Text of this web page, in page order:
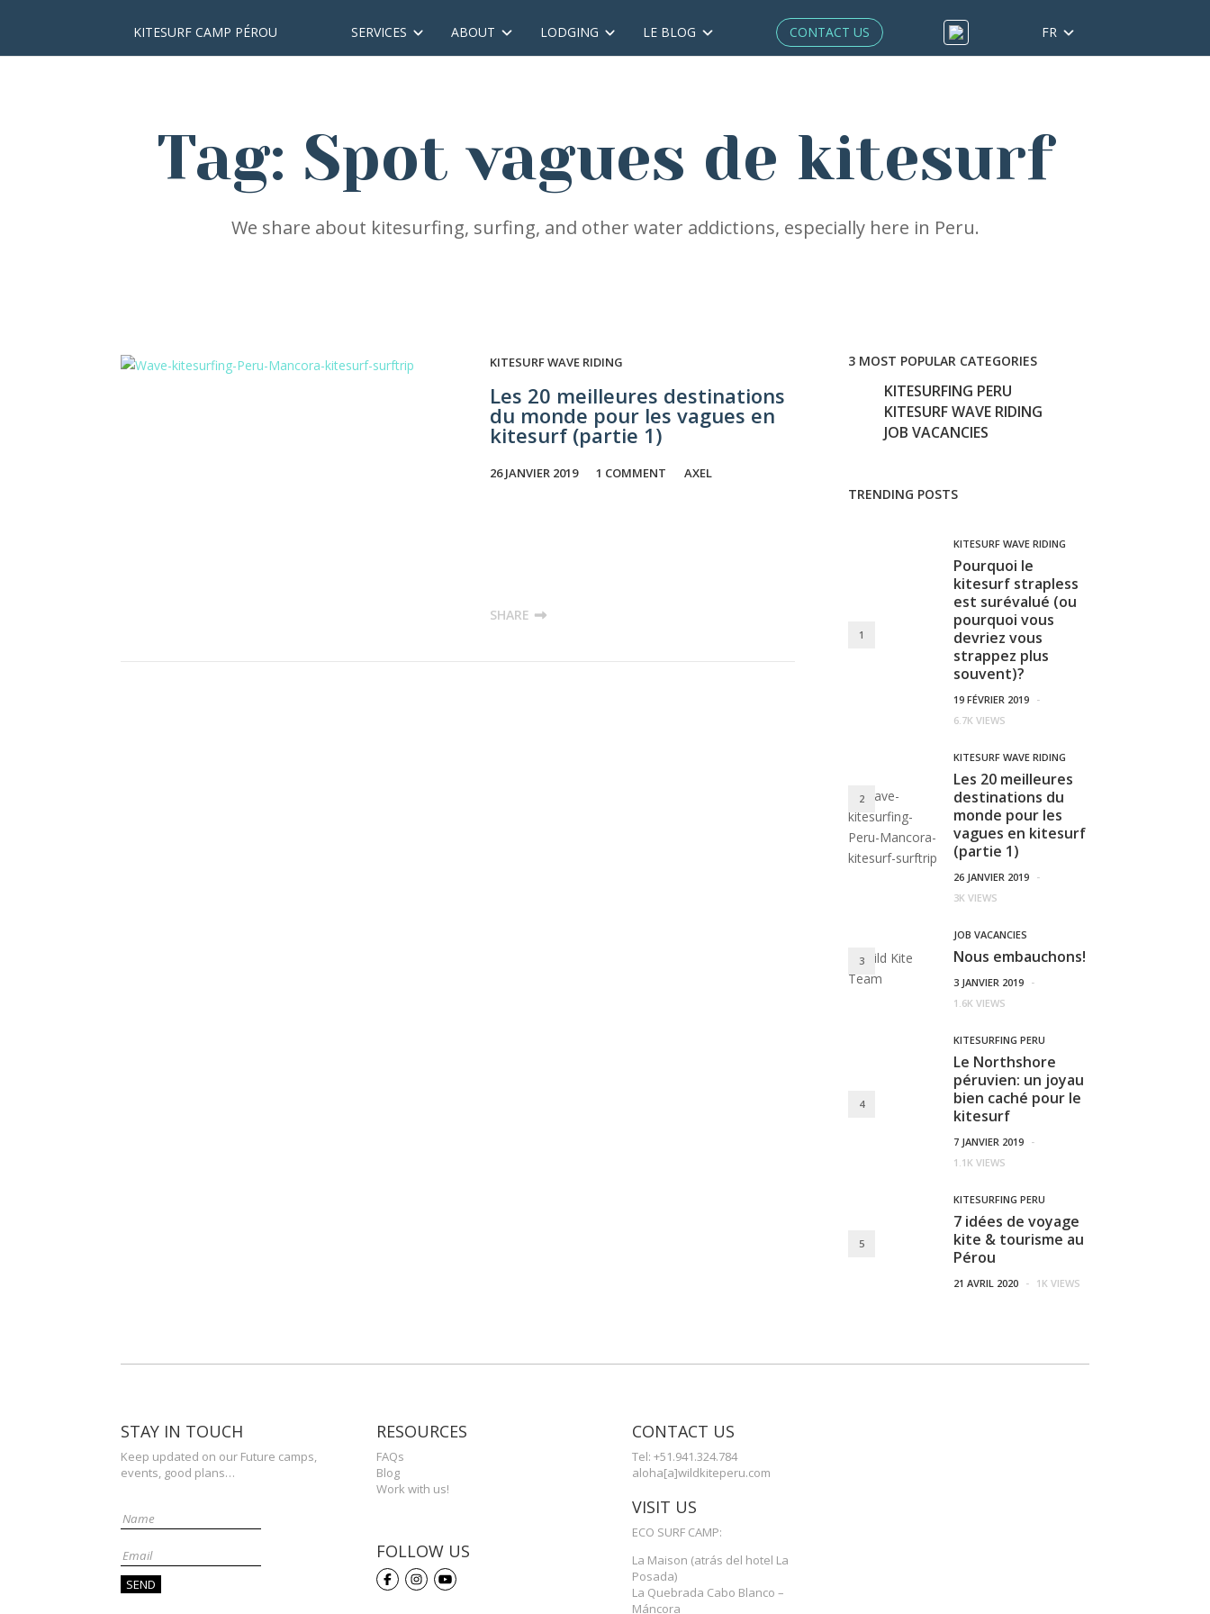
KITESURF CAMP PÉROU SERVICES ABOUT LODGING LE BLOG CONTACT US FR
Tag: Spot vagues de kitesurf
We share about kitesurfing, surfing, and other water addictions, especially here in Peru.
KITESURF WAVE RIDING
Les 20 meilleures destinations
du monde pour les vagues en
kitesurf (partie 1)
26 JANVIER 2019 1 COMMENT AXEL
SHARE
3 MOST POPULAR CATEGORIES
KITESURFING PERU
KITESURF WAVE RIDING
JOB VACANCIES
TRENDING POSTS
1
KITESURF WAVE RIDING
Pourquoi le
kitesurf strapless
est surévalué (ou
pourquoi vous
devriez vous
strappez plus
souvent)?
19 FÉVRIER 2019 -
6.7K VIEWS
2
KITESURF WAVE RIDING
Les 20 meilleures
destinations du
monde pour les
vagues en kitesurf
(partie 1)
26 JANVIER 2019 -
3K VIEWS
3
JOB VACANCIES
Nous embauchons!
3 JANVIER 2019 -
1.6K VIEWS
4
KITESURFING PERU
Le Northshore
péruvien: un joyau
bien caché pour le
kitesurf
7 JANVIER 2019 -
1.1K VIEWS
5
KITESURFING PERU
7 idées de voyage
kite & tourisme au
Pérou
21 AVRIL 2020 - 1K VIEWS
STAY IN TOUCH
Keep updated on our Future camps,
events, good plans…
RESOURCES
FAQs
Blog
Work with us!
FOLLOW US
CONTACT US
Tel: +51.941.324.784
aloha[a]wildkiteperu.com
VISIT US
ECO SURF CAMP:
La Maison (atrás del hotel La
Posada)
La Quebrada Cabo Blanco –
Máncora